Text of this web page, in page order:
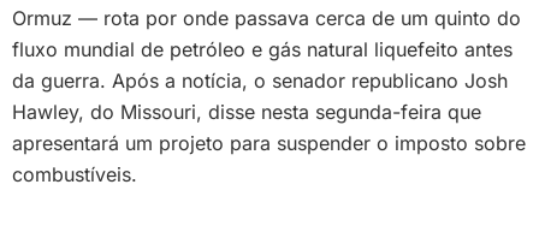
Ormuz — rota por onde passava cerca de um quinto do
fluxo mundial de petróleo e gás natural liquefeito antes
da guerra. Após a notícia, o senador republicano Josh
Hawley, do Missouri, disse nesta segunda-feira que
apresentará um projeto para suspender o imposto sobre
combustíveis.